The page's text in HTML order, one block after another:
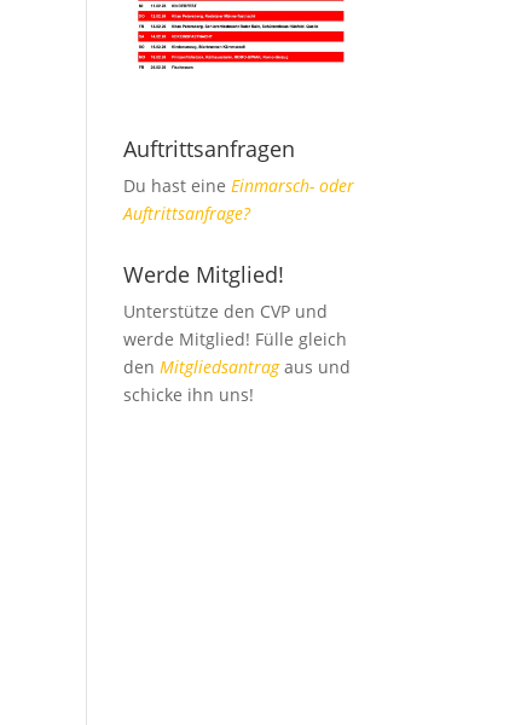
Auftrittsanfragen
Du hast eineEinmarsch- oder
Auftrittsanfrage?
Werde Mitglied!
Unterstütze den CVP und
werde Mitglied! Fülle gleich
denMitgliedsantragaus und
schicke ihn uns!